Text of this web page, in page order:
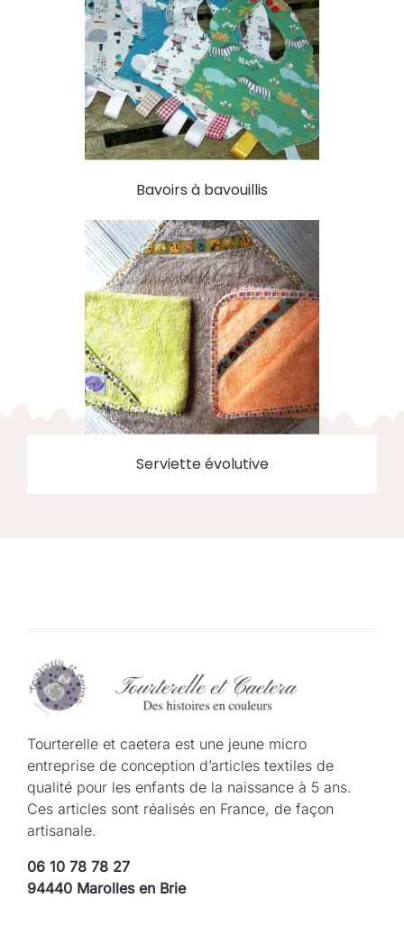
Bavoirs à bavouillis
Serviette évolutive
Tourterelle et caetera est une jeune micro
entreprise de conception d’articles textiles de
qualité pour les enfants de la naissance à 5 ans.
Ces articles sont réalisés en France, de façon
artisanale.
06 10 78 78 27
94440 Marolles en Brie